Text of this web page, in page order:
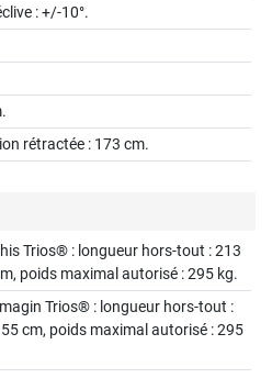
: +/-10°.
rétractée : 173 cm.
Trios® : longueur hors-tout : 213
poids maximal autorisé : 295 kg.
Trios® : longueur hors-tout :
cm, poids maximal autorisé : 295